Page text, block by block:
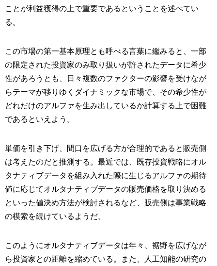
ことが利益獲得の上で重要であるということを述べてい
る。
この市場の第一基本原理とも呼べる言葉に鑑みると、一部
の限定された投資家のみ取り扱いが許されたデータに希少
性があろうとも、日々複数のファクターの影響を受けなが
らテーマが移りゆくダイナミックな市場で、その希少性が
どれだけのアルファを生み出しているか計算する上で困難
であるといえよう。
単価を引き下げ、間口を広げる方が合理的であると販売側
は考えたのだと推測する。最近では、既存投資戦略にオル
タナティブデータを組み入れた際に生じるアルファの期待
値に応じてオルタナティブデータの販売価格を取り決める
といった値決め方法が検討されるなど、販売側は事業戦略
の模索を続けているようだ。
このようにオルタナティブデータは年々、裾野を広げなが
ら投資家との距離を縮めている。また、人工知能の研究の